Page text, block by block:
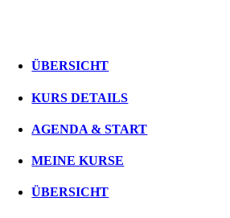
ÜBERSICHT
KURS DETAILS
AGENDA & START
MEINE KURSE
ÜBERSICHT